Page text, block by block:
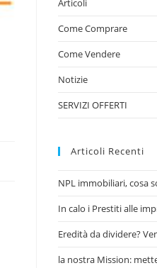
Articoli
Come Comprare
Come Vendere
Notizie
SERVIZI OFFERTI
Articoli Recenti
NPL immobiliari, cosa
In calo i Prestiti alle
Eredità da dividere?
la nostra Mission: